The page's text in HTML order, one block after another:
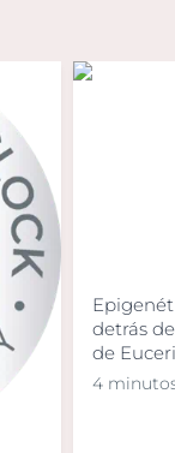
detrás
de
4